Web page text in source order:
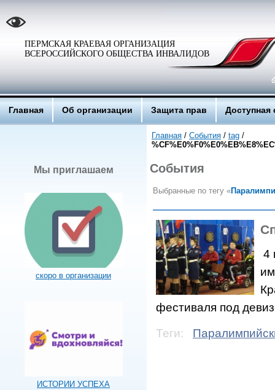
ПЕРМСКАЯ КРАЕВАЯ ОРГАНИЗАЦИЯ
ВСЕРОССИЙСКОГО ОБЩЕСТВА ИНВАЛИДОВ
Главная Об организации Защита прав Доступная
Мы приглашаем
скоро в организации
ИСТОРИИ УСПЕХА
Главная / События / tag /
События
Выбранные по тегу «
4
фестиваля под
Теги: